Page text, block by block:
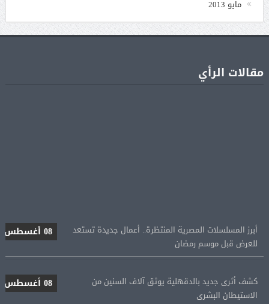
مايو 2013
مقالات الرأي
للعرض قبل موسم رمضان
الاستيطان البشرى